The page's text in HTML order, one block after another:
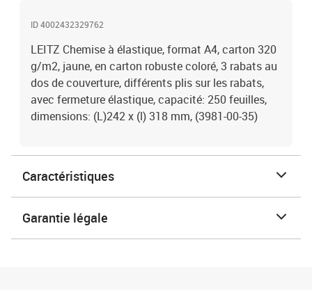
ID 4002432329762
LEITZ Chemise à élastique, format A4, carton 320
g/m2, jaune, en carton robuste coloré, 3 rabats au
dos de couverture, différents plis sur les rabats,
avec fermeture élastique, capacité: 250 feuilles,
dimensions: (L)242 x (l) 318 mm, (3981-00-35)
Caractéristiques
Garantie légale